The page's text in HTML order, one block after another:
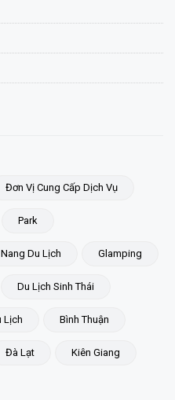
Đơn Vị Cung Cấp Dịch Vụ
Park
Du Lịch Glamping
Du Lịch Sinh Thái
Lịch Bình Thuận
Đà Lạt Kiên Giang